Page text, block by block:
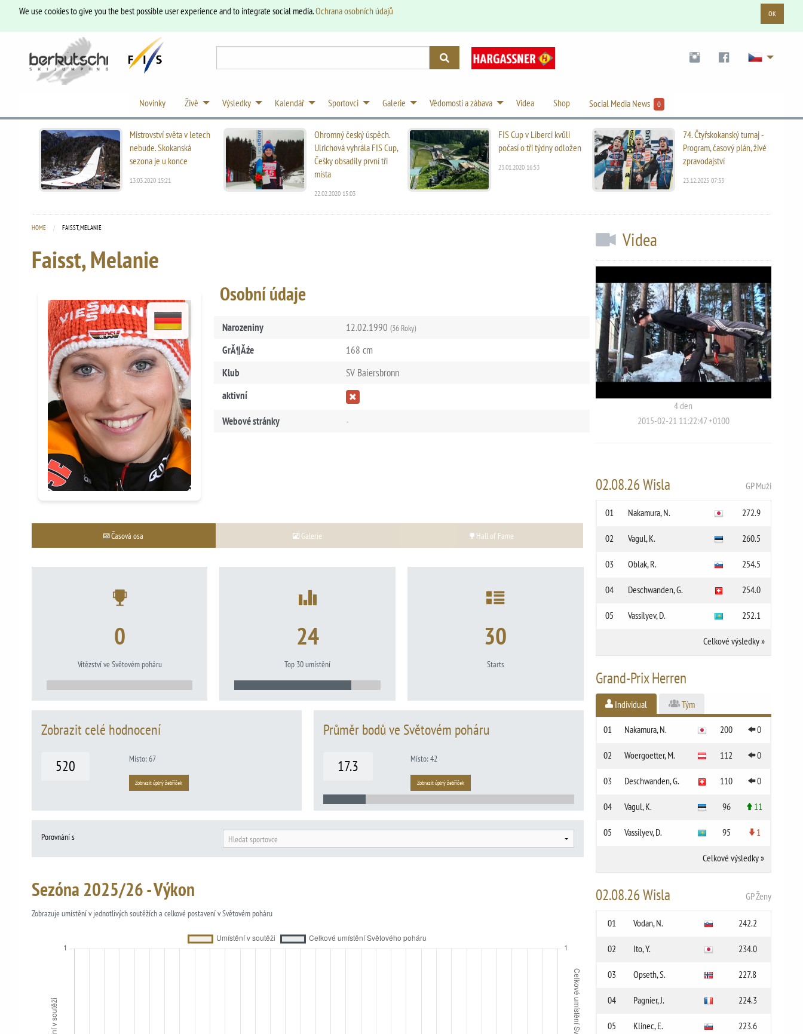
We use cookies to give you the best possible user experience and to integrate social media.Ochrana osobních údajů OK
Novinky Živě Výsledky Kalendář Sportovci Galerie Vědomosti a zábava Videa Shop Social Media News 0
Mistrovství světa v letech
nebude. Skokanská
sezona je u konce
13.03.2020 15:21
Ohromný český úspěch.
Ulrichová vyhrála FIS Cup,
Češky obsadily první tři
místa
22.02.2020 15:03
FIS Cup v Liberci kvůli
počasí o tři týdny odložen
23.01.2020 16:53
74. Čtyřskokanský turnaj -
Program, časový plán, živé
zpravodajství
23.12.2025 07:33
HOME CURRENT:
FAISST, MELANIE
Faisst, Melanie
Osobní údaje
Narozeniny 12.02.1990 (36 Roky)
GrĂ¶Ăźe
168 cm
Klub
SV Baiersbronn
aktivní
Webové stránky
-
Časová osa Galerie Hall of Fame
0
Vítězství ve Světovém poháru
24
Top 30 umístění
30
Starts
Zobrazit celé hodnocení
520
Místo: 67
Zobrazit úplný žebříček
Průměr bodů ve Světovém poháru
17.3
Místo: 42
Zobrazit úplný žebříček
Porovnání s Hledat sportovce
Sezóna 2025/26 - Výkon
Zobrazuje umístění v jednotlivých soutěžích a celkové postavení v Světovém poháru
Videa
4 den
2015-02-21 11:22:47 +0100
02.08.26 Wisla GP Muži
01 Nakamura, N. 272.9
02 Vagul, K. 260.5
03 Oblak, R. 254.5
04 Deschwanden, G. 254.0
05 Vassilyev, D. 252.1
Celkové výsledky»
Grand-Prix Herren
Individual Tým
01 Nakamura, N. 200 0
02 Woergoetter, M. 112 0
03 Deschwanden, G. 110 0
04 Vagul, K. 96 11
05 Vassilyev, D. 95 1
Celkové výsledky»
02.08.26 Wisla GP Ženy
01 Vodan, N. 242.2
02 Ito, Y. 234.0
03 Opseth, S. 227.8
04 Pagnier, J. 224.3
05 Klinec, E. 223.6